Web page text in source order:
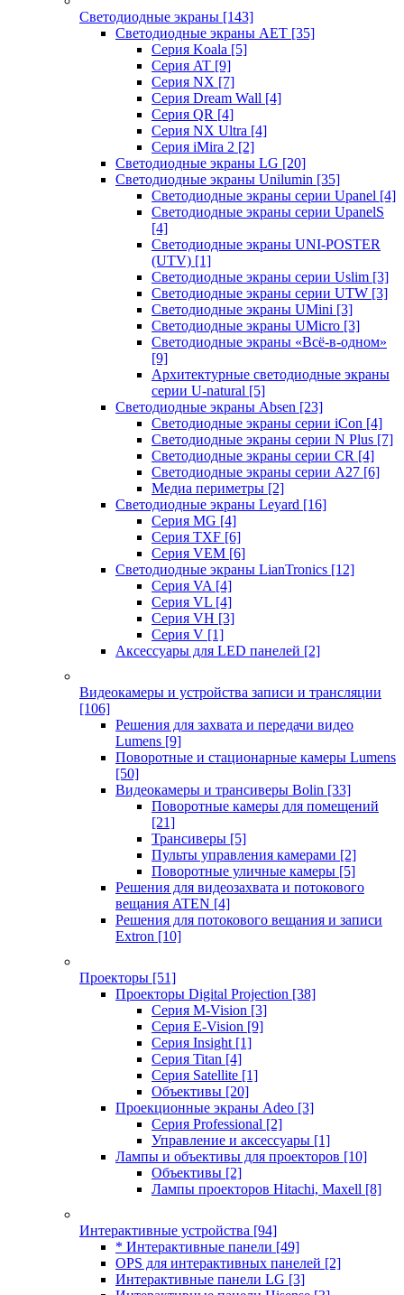
Светодиодные экраны [143]
Светодиодные экраны AET [35]
Cерия Koala [5]
Серия AT [9]
Серия NX [7]
Серия Dream Wall [4]
Серия QR [4]
Серия NX Ultra [4]
Серия iMira 2 [2]
Светодиодные экраны LG [20]
Светодиодные экраны Unilumin [35]
Светодиодные экраны серии Upanel [4]
Светодиодные экраны серии UpanelS
[4]
Светодиодные экраны UNI-POSTER
(UTV) [1]
Светодиодные экраны серии Uslim [3]
Светодиодные экраны серии UTW [3]
Светодиодные экраны UMini [3]
Светодиодные экраны UMicro [3]
Светодиодные экраны «Всё-в-одном»
[9]
Архитектурные светодиодные экраны
серии U-natural [5]
Светодиодные экраны Absen [23]
Светодиодные экраны серии iCon [4]
Светодиодные экраны серии N Plus [7]
Светодиодные экраны серии CR [4]
Светодиодные экраны серии А27 [6]
Медиа периметры [2]
Светодиодные экраны Leyard [16]
Серия MG [4]
Серия TXF [6]
Серия VEM [6]
Светодиодные экраны LianTronics [12]
Серия VA [4]
Серия VL [4]
Серия VH [3]
Серия V [1]
Аксессуары для LED панелей [2]
Видеокамеры и устройства записи и трансляции
[106]
Решения для захвата и передачи видео
Lumens [9]
Поворотные и стационарные камеры Lumens
[50]
Видеокамеры и трансиверы Bolin [33]
Поворотные камеры для помещений
[21]
Трансиверы [5]
Пульты управления камерами [2]
Поворотные уличные камеры [5]
Решения для видеозахвата и потокового
вещания ATEN [4]
Решения для потокового вещания и записи
Extron [10]
Проекторы [51]
Проекторы Digital Projection [38]
Серия M-Vision [3]
Серия E-Vision [9]
Серия Insight [1]
Серия Titan [4]
Серия Satellite [1]
Объективы [20]
Проекционные экраны Adeo [3]
Серия Professional [2]
Управление и аксессуары [1]
Лампы и объективы для проекторов [10]
Объективы [2]
Лампы проекторов Hitachi, Maxell [8]
Интерактивные устройства [94]
* Интерактивные панели [49]
OPS для интерактивных панелей [2]
Интерактивные панели LG [3]